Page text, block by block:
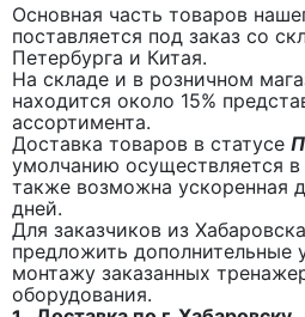
Основная часть товаров
поставляется под заказ со
Петербурга и Китая.
На складе и в розничном
находится около 15%
ассортимента.
Доставка товаров в статусе
умолчанию осуществляется
также возможна ускоренная
дней.
Для заказчиков из
предложить дополнительные
монтажу заказанных
оборудования.